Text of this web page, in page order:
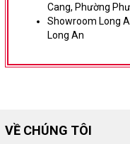
Cang, Phường
Showroom Long
Long An
VỀ CHÚNG TÔI